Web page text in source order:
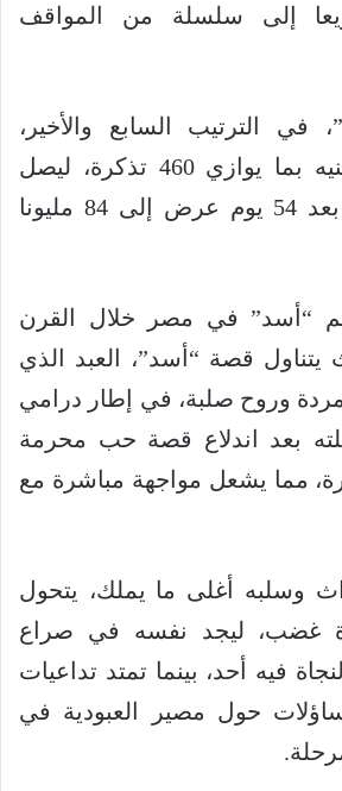
إلى سلسلة من المواقف
في الترتيب السابع والأخير،
محققا 66 ألف جنيه بما يوازي 460 تذكرة، ليصل
إجمالي ما حققه بعد 54 يوم عرض إلى 84 مليونا
“أسد” في مصر خلال القرن
قصة “أسد”، العبد الذي
وروح صلبة، في إطار درامي
بعد اندلاع قصة حب محرمة
مما يشعل مواجهة مباشرة مع
وسلبه أغلى ما يملك، يتحول
غضب، ليجد نفسه في صراع
فيه أحد، بينما تمتد تداعيات
حول مصير العبودية في